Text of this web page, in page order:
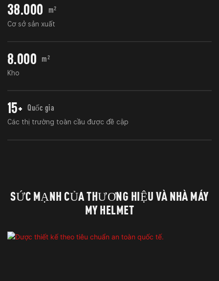
38.000 m²
Cơ sở sản xuất
8.000 m²
Kho
15+ Quốc gia
Các thị trường toàn cầu được đề cập
SỨC MẠNH CỦA THƯƠNG HIỆU VÀ NHÀ MÁY
MY HELMET